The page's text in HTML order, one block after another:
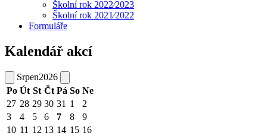
Školní rok 2022⁄2023
Školní rok 2021⁄2022
Formuláře
Kalendář akcí
Srpen2026
Po Út St Čt Pá So Ne
27 28 29 30 31 1
2
3
4 5 6 7 8
9
10 11 12 13 14 15 16